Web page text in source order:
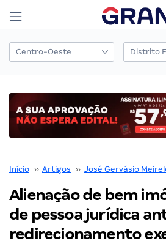
Início ›› Artigos ›› José Gervásio
Alienação de bem
de pessoa jurídica
redirecionamento